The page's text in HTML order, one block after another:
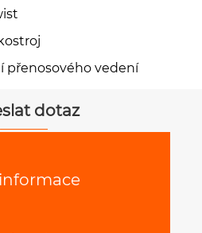
přenosového vedení
dotaz